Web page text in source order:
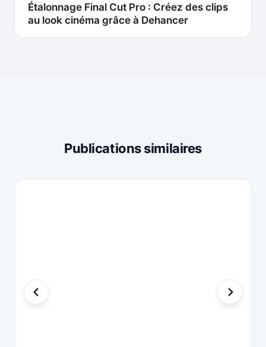
Étalonnage Final Cut Pro : Créez des clips
au look cinéma grâce à Dehancer
Publications similaires